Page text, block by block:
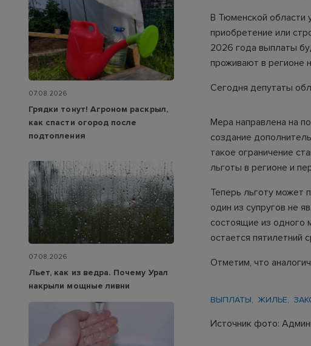
В Тюменской области
приобретение или
2026 года выплаты
проживают в регионе
Сегодня депутаты
Мера направлена на
создание
такое ограничение
льготы в регионе и
Теперь льготу может
один из супругов не
состоящие из одного
остается пятилетний
Отметим, что
ВЫПЛАТЫ
ЖИЛЬЕ
Источник фото:
07.08.2026
Грядки тонут! Агроном раскрыл,
как спасти огород после
подтопления
07.08.2026
Льет, как из ведра. Почему Урал
накрыли мощные ливни